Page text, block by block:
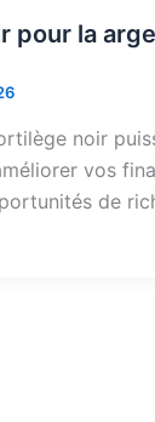
pour la
noir
vos
de